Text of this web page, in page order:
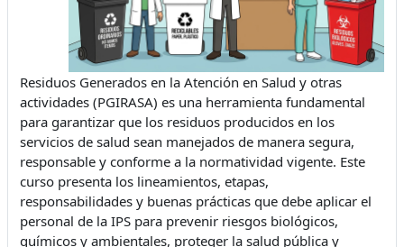
Residuos Generados en la Atención en Salud y otras
actividades (PGIRASA) es una herramienta fundamental
para garantizar que los residuos producidos en los
servicios de salud sean manejados de manera segura,
responsable y conforme a la normatividad vigente. Este
curso presenta los lineamientos, etapas,
responsabilidades y buenas prácticas que debe aplicar el
personal de la IPS para prevenir riesgos biológicos,
químicos y ambientales, proteger la salud pública y